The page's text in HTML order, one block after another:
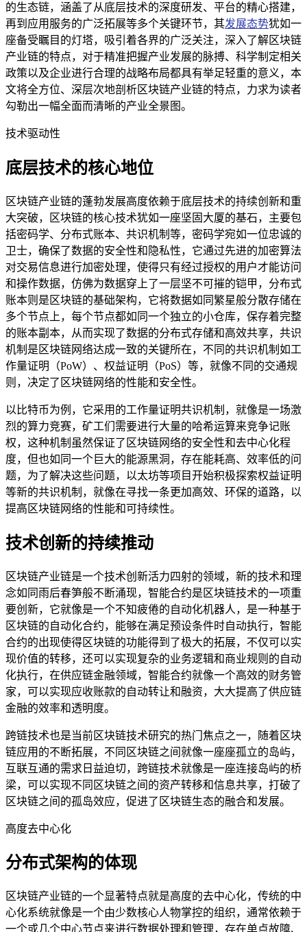
的生态链，涵盖了从底层技术的深度研发、平台的精心搭建，
再到应用服务的广泛拓展等多个关键环节，其发展态势犹如一
座备受瞩目的灯塔，吸引着各界的广泛关注，深入了解区块链
产业链的特点，对于精准把握产业发展的脉搏、科学制定相关
政策以及企业进行合理的战略布局都具有举足轻重的意义，本
文将全方位、深层次地剖析区块链产业链的特点，力求为读者
勾勒出一幅全面而清晰的产业全景图。
技术驱动性
底层技术的核心地位
区块链产业链的蓬勃发展高度依赖于底层技术的持续创新和重
大突破，区块链的核心技术犹如一座坚固大厦的基石，主要包
括密码学、分布式账本、共识机制等，密码学宛如一位忠诚的
卫士，确保了数据的安全性和隐私性，它通过先进的加密算法
对交易信息进行加密处理，使得只有经过授权的用户才能访问
和操作数据，仿佛为数据穿上了一层坚不可摧的铠甲，分布式
账本则是区块链的基础架构，它将数据如同繁星般分散存储在
多个节点上，每个节点都如同一个独立的小仓库，保存着完整
的账本副本，从而实现了数据的分布式存储和高效共享，共识
机制是区块链网络达成一致的关键所在，不同的共识机制如工
作量证明（PoW）、权益证明（PoS）等，就像不同的交通规
则，决定了区块链网络的性能和安全性。
以比特币为例，它采用的工作量证明共识机制，就像是一场激
烈的算力竞赛，矿工们需要进行大量的哈希运算来竞争记账
权，这种机制虽然保证了区块链网络的安全性和去中心化程
度，但也如同一个巨大的能源黑洞，存在能耗高、效率低的问
题，为了解决这些问题，以太坊等项目开始积极探索权益证明
等新的共识机制，就像在寻找一条更加高效、环保的道路，以
提高区块链网络的性能和可持续性。
技术创新的持续推动
区块链产业链是一个技术创新活力四射的领域，新的技术和理
念如同雨后春笋般不断涌现，智能合约是区块链技术的一项重
要创新，它就像是一个不知疲倦的自动化机器人，是一种基于
区块链的自动化合约，能够在满足预设条件时自动执行，智能
合约的出现使得区块链的功能得到了极大的拓展，不仅可以实
现价值的转移，还可以实现复杂的业务逻辑和商业规则的自动
化执行，在供应链金融领域，智能合约就像一个高效的财务管
家，可以实现应收账款的自动转让和融资，大大提高了供应链
金融的效率和透明度。
跨链技术也是当前区块链技术研究的热门焦点之一，随着区块
链应用的不断拓展，不同区块链之间就像一座座孤立的岛屿，
互联互通的需求日益迫切，跨链技术就像是一座连接岛屿的桥
梁，可以实现不同区块链之间的资产转移和信息共享，打破了
区块链之间的孤岛效应，促进了区块链生态的融合和发展。
高度去中心化
分布式架构的体现
区块链产业链的一个显著特点就是高度的去中心化，传统的中
心化系统就像是一个由少数核心人物掌控的组织，通常依赖于
一个或几个中心节点来进行数据处理和管理，存在单点故障、